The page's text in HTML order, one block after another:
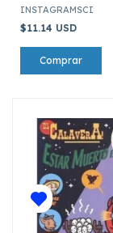
INSTAGRAMSCI
$11.14 USD